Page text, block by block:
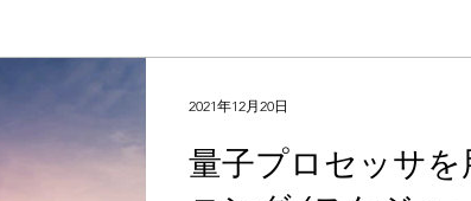
イベント情報
アメリカ フランス
量子プロセッサ
2021年12月20日